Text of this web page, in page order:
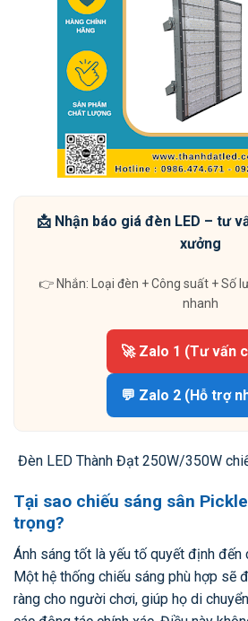
📩 Nhận báo giá đèn LED – tư
xưởng
👉 Nhắn: Loại đèn + Công suất + Số
nhanh
🚀 Zalo 1 (Tư vấn
💬 Zalo 2 (Hỗ trợ
Đèn LED Thành Đạt 250W/350W
Tại sao chiếu sáng sân
trọng?
Ánh sáng tốt là yếu tố quyết định
Một hệ thống chiếu sáng phù hợp sẽ
ràng cho người chơi, giúp họ di